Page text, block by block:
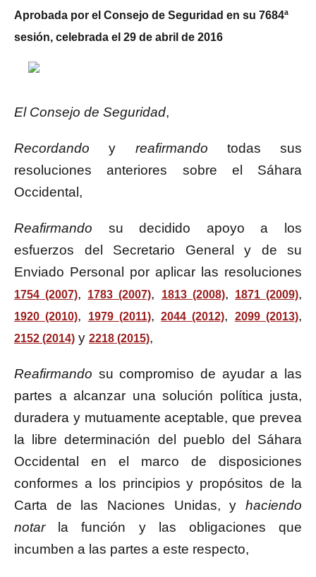
Aprobada por el Consejo de Seguridad en su 7684ª
sesión, celebrada el 29 de abril de 2016
El Consejo de Seguridad,
Recordando y reafirmando todas sus
resoluciones anteriores sobre el Sáhara
Occidental,
Reafirmando su decidido apoyo a los
esfuerzos del Secretario General y de su
Enviado Personal por aplicar las resoluciones
1754 (2007), 1783 (2007), 1813 (2008), 1871 (2009),
1920 (2010), 1979 (2011),2044 (2012), 2099 (2013),
2152 (2014) y 2218 (2015),
Reafirmando su compromiso de ayudar a las
partes a alcanzar una solución política justa,
duradera y mutuamente aceptable, que prevea
la libre determinación del pueblo del Sáhara
Occidental en el marco de disposiciones
conformes a los principios y propósitos de la
Carta de las Naciones Unidas, y haciendo
notarla función y las obligaciones que
incumben a las partes a este respecto,